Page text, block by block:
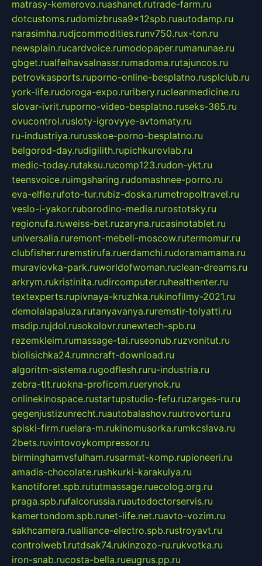
matrasy-kemerovo.ruashanet.rutrade-farm.ru
dotcustoms.rudomizbrusa9x12spb.ruautodamp.ru
narasimha.rudjcommodities.runv750.rux-ton.ru
newsplain.rucardvoice.rumodopaper.rumanunae.ru
gbget.rualfeihavsalnassr.rumadoma.rutajuncos.ru
petrovkasports.ruporno-online-besplatno.rusplclub.ru
york-life.rudoroga-expo.ruribery.rucleanmedicine.ru
slovar-ivrit.ruporno-video-besplatno.ruseks-365.ru
ovucontrol.rusloty-igrovyye-avtomaty.ru
ru-industriya.rurusskoe-porno-besplatno.ru
belgorod-day.rudigilith.rupichkurovlab.ru
medic-today.rutaksu.rucomp123.rudon-ykt.ru
teensvoice.ruimgsharing.rudomashnee-porno.ru
eva-elfie.rufoto-tur.rubiz-doska.rumetropoltravel.ru
veslo-i-yakor.ruborodino-media.rurostotsky.ru
regionufa.ruweiss-bet.ruzaryna.rucasinotablet.ru
universalia.ruremont-mebeli-moscow.rutermomur.ru
clubfisher.ruremstirufa.ruerdamchi.rudoramamama.ru
muraviovka-park.ruworldofwoman.ruclean-dreams.ru
arkrym.rukristinita.rudircomputer.ruhealthenter.ru
textexperts.rupivnaya-kruzhka.rukinofilmy-2021.ru
demolalapaluza.rutanyavanya.ruremstir-tolyatti.ru
msdip.rujdol.rusokolovr.runewtech-spb.ru
rezemkleim.rumassage-tai.ruseonub.ruzvonitut.ru
biolisichka24.rumncraft-download.ru
algoritm-sistema.rugodflesh.ruru-industria.ru
zebra-tlt.ruokna-proficom.ruerynok.ru
onlinekinospace.rustartupstudio-fefu.ruzarges-ru.ru
gegenjustizunrecht.ruautobalashov.ruutrovortu.ru
spiski-firm.ruelara-m.rukinomusorka.rumkcslava.ru
2bets.ruvintovoykompressor.ru
birminghamvsfulham.rusarmat-komp.rupioneeri.ru
amadis-chocolate.rushkurki-karakulya.ru
kanotiforet.spb.rututmassage.ruecolog.org.ru
praga.spb.rufalcorussia.ruautodoctorservis.ru
kamertondom.spb.runet-life.net.ruavto-vozim.ru
sakhcamera.rualliance-electro.spb.rustroyavt.ru
controlweb1.rutdsak74.rukinzozo-ru.rukvotka.ru
iron-snab.rucosta-bella.rueugrus.pp.ru